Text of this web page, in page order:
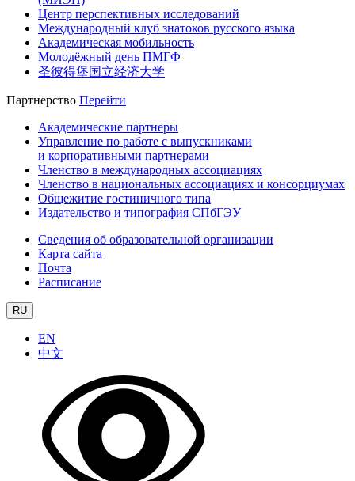
Центр перспективных исследований
Международный клуб знатоков русского языка
Академическая мобильность
Молодёжный день ПМГФ
圣彼得堡国立经济大学
Партнерство Перейти
Академические партнеры
Управление по работе с выпускниками
и корпоративными партнерами
Членство в международных ассоциациях
Членство в национальных ассоциациях и консорциумах
Общежитие гостиничного типа
Издательство и типография СПбГЭУ
Сведения об образовательной организации
Карта сайта
Почта
Расписание
RU
EN
中文